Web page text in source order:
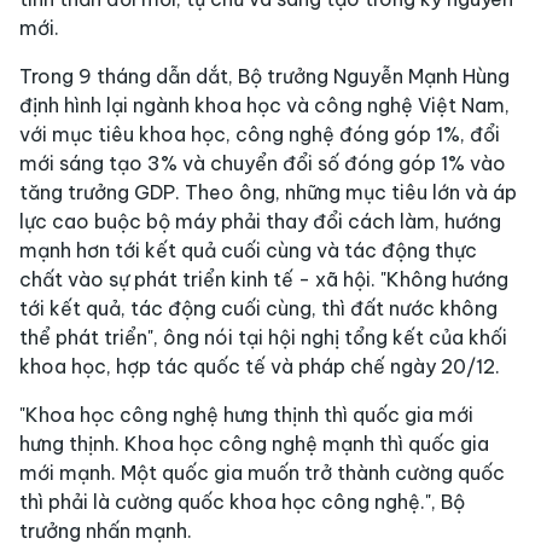
mới.
Trong 9 tháng dẫn dắt, Bộ trưởng Nguyễn Mạnh Hùng
định hình lại ngành khoa học và công nghệ Việt Nam,
với mục tiêu khoa học, công nghệ đóng góp 1%, đổi
mới sáng tạo 3% và chuyển đổi số đóng góp 1% vào
tăng trưởng GDP. Theo ông, những mục tiêu lớn và áp
lực cao buộc bộ máy phải thay đổi cách làm, hướng
mạnh hơn tới kết quả cuối cùng và tác động thực
chất vào sự phát triển kinh tế - xã hội. "Không hướng
tới kết quả, tác động cuối cùng, thì đất nước không
thể phát triển", ông nói tại hội nghị tổng kết của khối
khoa học, hợp tác quốc tế và pháp chế ngày 20/12.
"Khoa học công nghệ hưng thịnh thì quốc gia mới
hưng thịnh. Khoa học công nghệ mạnh thì quốc gia
mới mạnh. Một quốc gia muốn trở thành cường quốc
thì phải là cường quốc khoa học công nghệ.", Bộ
trưởng nhấn mạnh.